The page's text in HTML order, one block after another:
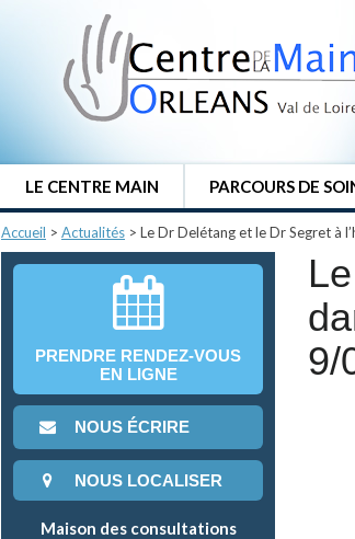
LE CENTRE MAIN PARCOURS DE
Accueil > Actualités > Le Dr Delétang et le Dr Segret à
PRENDRE RENDEZ-VOUS
EN LIGNE
NOUS ÉCRIRE
NOUS LOCALISER
Maison des consultations
9/